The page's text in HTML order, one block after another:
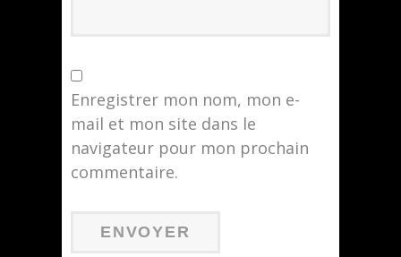
Enregistrer mon nom, mon e-
mail et mon site dans le
navigateur pour mon prochain
commentaire.